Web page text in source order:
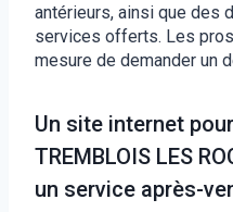
antérieurs, ainsi que des
services offerts. Les
mesure de demander un
Un site internet
TREMBLOIS LES
un service après-